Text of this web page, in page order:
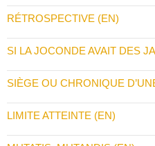
RÉTROSPECTIVE (EN)
SI LA JOCONDE AVAIT DES
SIÈGE OU CHRONIQUE
LIMITE ATTEINTE (EN)